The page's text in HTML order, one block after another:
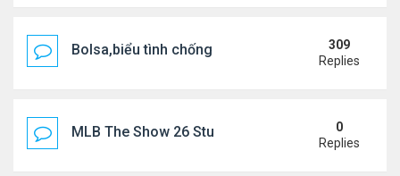
Bolsa,biểu tình chống ca nô.
309
Replies
MLB The Show 26 Stubs Tips for Efficient
0
Replies